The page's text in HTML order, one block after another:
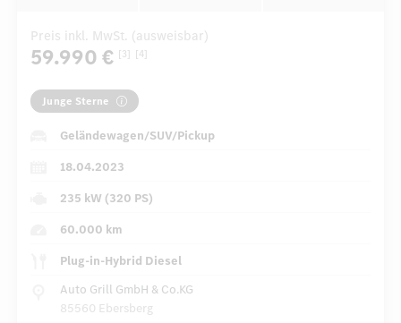
Preis inkl. MwSt. (ausweisbar)
59.990 € [3] [4]
Junge Sterne
Geländewagen/SUV/Pickup
18.04.2023
235 kW (320 PS)
60.000 km
Plug-in-Hybrid Diesel
Auto Grill GmbH & Co.KG
85560 Ebersberg